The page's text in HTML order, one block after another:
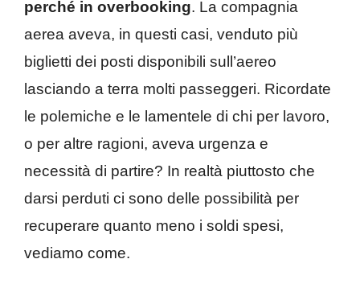
perché in overbooking. La compagnia
aerea aveva, in questi casi, venduto più
biglietti dei posti disponibili sull’aereo
lasciando a terra molti passeggeri. Ricordate
le polemiche e le lamentele di chi per lavoro,
o per altre ragioni, aveva urgenza e
necessità di partire? In realtà piuttosto che
darsi perduti ci sono delle possibilità per
recuperare quanto meno i soldi spesi,
vediamo come.